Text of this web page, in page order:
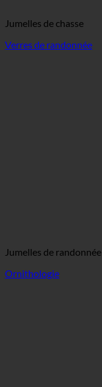
Jumelles de chasse
Verres de randonnée
Jumelles de randonnée
Ornithologie